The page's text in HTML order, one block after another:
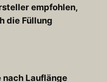
empfohlen,
die Füllung
nach Lauflänge